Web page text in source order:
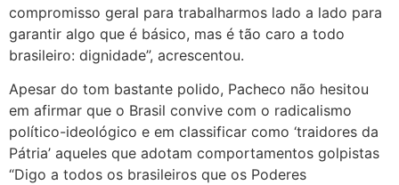
compromisso geral para trabalharmos lado a lado para
garantir algo que é básico, mas é tão caro a todo
brasileiro: dignidade”, acrescentou.
Apesar do tom bastante polido, Pacheco não hesitou
em afirmar que o Brasil convive com o radicalismo
político-ideológico e em classificar como ‘traidores da
Pátria’ aqueles que adotam comportamentos golpistas
“Digo a todos os brasileiros que os Poderes